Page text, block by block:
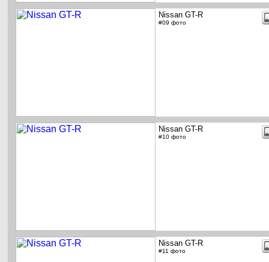
Nissan GT-R
#09 фото
Nissan GT-R
#10 фото
Nissan GT-R
#11 фото